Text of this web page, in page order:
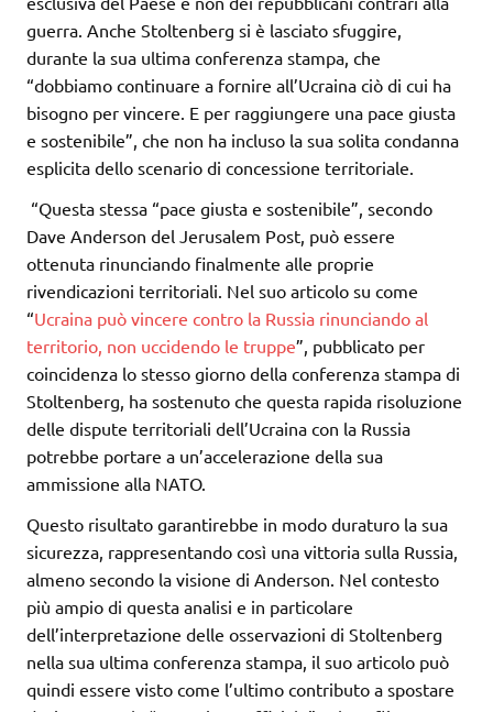
guerra. Anche Stoltenberg si è lasciato sfuggire,
durante la sua ultima conferenza stampa, che
“dobbiamo continuare a fornire all’Ucraina ciò di cui ha
bisogno per vincere. E per raggiungere una pace giusta
e sostenibile”, che non ha incluso la sua solita condanna
esplicita dello scenario di concessione territoriale.
“Questa stessa “pace giusta e sostenibile”, secondo
Dave Anderson del Jerusalem Post, può essere
ottenuta rinunciando finalmente alle proprie
rivendicazioni territoriali. Nel suo articolo su come
“Ucraina può vincere contro la Russia rinunciando al
territorio, non uccidendo le truppe”, pubblicato per
coincidenza lo stesso giorno della conferenza stampa di
Stoltenberg, ha sostenuto che questa rapida risoluzione
delle dispute territoriali dell’Ucraina con la Russia
potrebbe portare a un’accelerazione della sua
ammissione alla NATO.
Questo risultato garantirebbe in modo duraturo la sua
sicurezza, rappresentando così una vittoria sulla Russia,
almeno secondo la visione di Anderson. Nel contesto
più ampio di questa analisi e in particolare
dell’interpretazione delle osservazioni di Stoltenberg
nella sua ultima conferenza stampa, il suo articolo può
quindi essere visto come l’ultimo contributo a spostare